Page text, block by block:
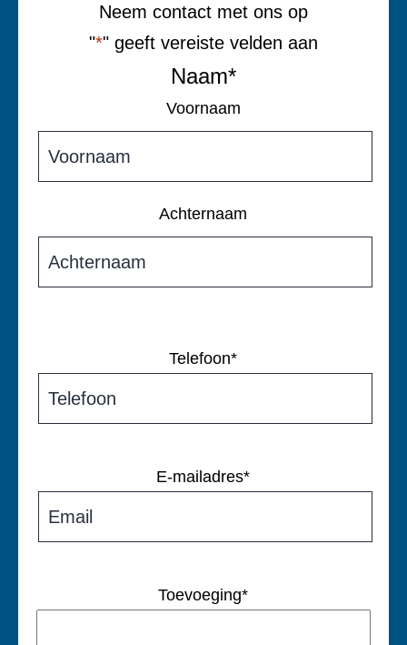
Neem contact met ons op
"*" geeft vereiste velden aan
Naam*
Voornaam
Achternaam
Telefoon*
E-mailadres*
Toevoeging*